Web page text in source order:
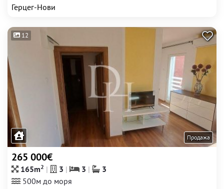
Герцег-Нови
12
Продажа
265 000€
165m2 3 3
3
500м до моря